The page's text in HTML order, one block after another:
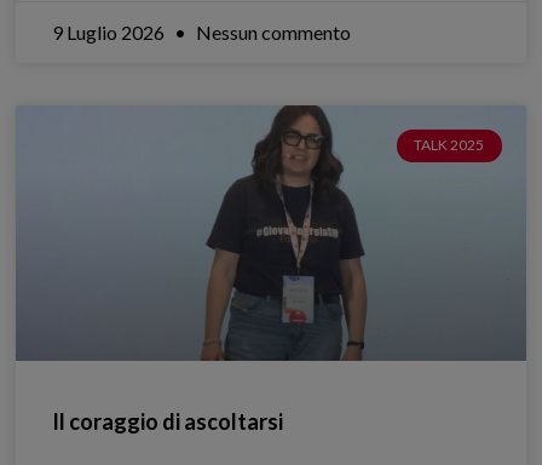
9 Luglio 2026 Nessun commento
TALK 2025
Il coraggio di ascoltarsi